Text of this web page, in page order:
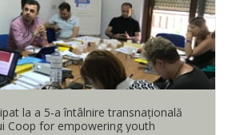
la a 5-a întâlnire transnaţională
Coop for empowering youth